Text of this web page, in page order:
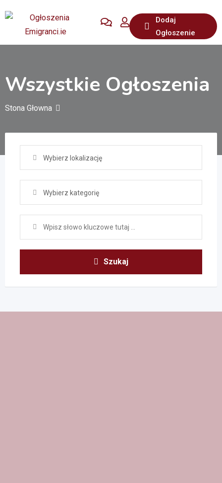
do
Dodaj
Ogłoszenie
Wszystkie Ogłoszenia
Stona Głowna
Wybierz lokalizację
Wybierz kategorię
Szukaj